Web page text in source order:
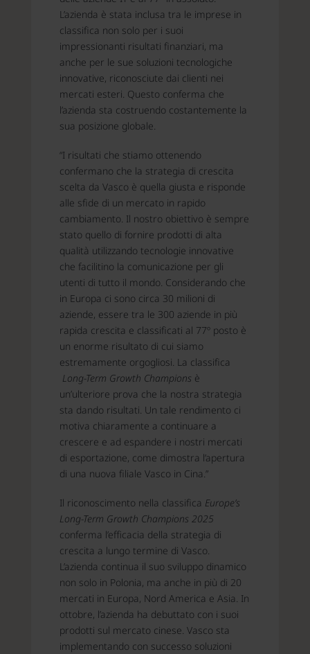
L’azienda è stata inclusa tra le imprese in
classifica non solo per i suoi
impressionanti risultati finanziari, ma
anche per le sue soluzioni tecnologiche
innovative, riconosciute dai clienti nei
mercati esteri. Questo conferma che
l’azienda sta costruendo costantemente la
sua posizione globale.
“I risultati che stiamo ottenendo
confermano che la strategia di crescita
scelta da Vasco è quella giusta e risponde
alle sfide di un mercato in rapido
cambiamento. Il nostro obiettivo è sempre
stato quello di fornire prodotti di alta
qualità utilizzando tecnologie innovative
che facilitino la comunicazione per gli
utenti di tutto il mondo. Considerando che
in Europa ci sono circa 30 milioni di
aziende, essere tra le 300 aziende in più
rapida crescita e classificati al 77º posto è
un enorme risultato di cui siamo
estremamente orgogliosi. La classifica
Long-Term Growth Champions è
un’ulteriore prova che la nostra strategia
sta dando risultati. Un tale rendimento ci
motiva chiaramente a continuare a
crescere e ad espandere i nostri mercati
di esportazione, come dimostra l’apertura
di una nuova filiale Vasco in Cina.”
Il riconoscimento nella classifica Europe’s
Long-Term Growth Champions 2025
conferma l’efficacia della strategia di
crescita a lungo termine di Vasco.
L’azienda continua il suo sviluppo dinamico
non solo in Polonia, ma anche in più di 20
mercati in Europa, Nord America e Asia. In
ottobre, l’azienda ha debuttato con i suoi
prodotti sul mercato cinese. Vasco sta
implementando con successo soluzioni